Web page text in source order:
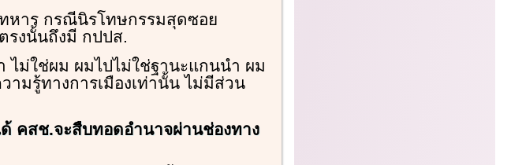
หาร กรณีนิรโทษกรรมสุดซอย
รงนั้นถึงมี กปปส.
ไม่ใช่ผม ผมไปไม่ใช่ฐานะแกนนำ ผม
ามรู้ทางการเมืองเท่านั้น ไม่มีส่วน
คสช.จะสืบทอดอำนาจผ่านช่องทาง